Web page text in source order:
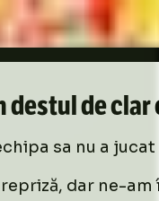
de
sa nu a
dar ne-